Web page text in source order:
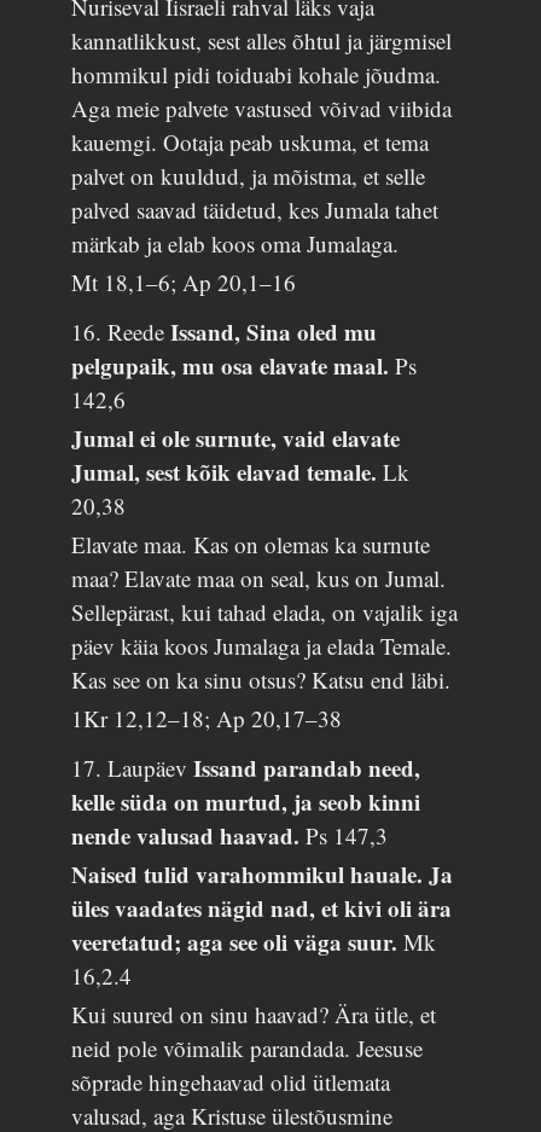
Nuriseval Iisraeli rahval läks vaja
kannatlikkust, sest alles õhtul ja järgmisel
hommikul pidi toiduabi kohale jõudma.
Aga meie palvete vastused võivad viibida
kauemgi. Ootaja peab uskuma, et tema
palvet on kuuldud, ja mõistma, et selle
palved saavad täidetud, kes Jumala tahet
märkab ja elab koos oma Jumalaga.
Mt 18,1–6; Ap 20,1–16
16. ReedeIssand, Sina oled mu
pelgupaik, mu osa elavate maal.Ps
142,6
Jumal ei ole surnute, vaid elavate
Jumal, sest kõik elavad temale.Lk
20,38
Elavate maa. Kas on olemas ka surnute
maa? Elavate maa on seal, kus on Jumal.
Sellepärast, kui tahad elada, on vajalik iga
päev käia koos Jumalaga ja elada Temale.
Kas see on ka sinu otsus? Katsu end läbi.
1Kr 12,12–18; Ap 20,17–38
17. LaupäevIssand parandab need,
kelle süda on murtud, ja seob kinni
nende valusad haavad.Ps 147,3
Naised tulid varahommikul hauale. Ja
üles vaadates nägid nad, et kivi oli ära
veeretatud; aga see oli väga suur.Mk
16,2.4
Kui suured on sinu haavad? Ära ütle, et
neid pole võimalik parandada. Jeesuse
sõprade hingehaavad olid ütlemata
valusad, aga Kristuse ülestõusmine